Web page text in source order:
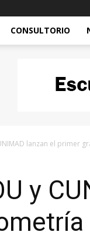
CONSULTORIO
lanzan el primer
y